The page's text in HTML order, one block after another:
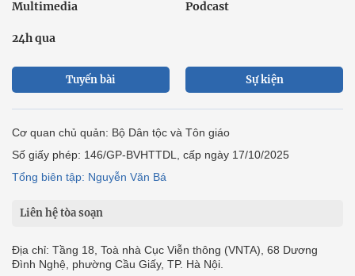
Multimedia Podcast
24h qua
Tuyến bài Sự kiện
Cơ quan chủ quản: Bộ Dân tộc và Tôn giáo
Số giấy phép: 146/GP-BVHTTDL, cấp ngày 17/10/2025
Tổng biên tập: Nguyễn Văn Bá
Liên hệ tòa soạn
Địa chỉ: Tầng 18, Toà nhà Cục Viễn thông (VNTA), 68 Dương
Đình Nghệ, phường Cầu Giấy, TP. Hà Nội.